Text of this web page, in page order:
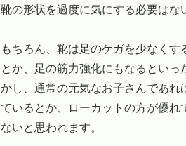
靴の形状を過度に気にする必要はな
もちろん、靴は足のケガを少なくす
とか、足の筋力強化にもなるといっ
かし、通常の元気なお子さんであれ
ているとか、ローカットの方が優れ
ないと思われます。